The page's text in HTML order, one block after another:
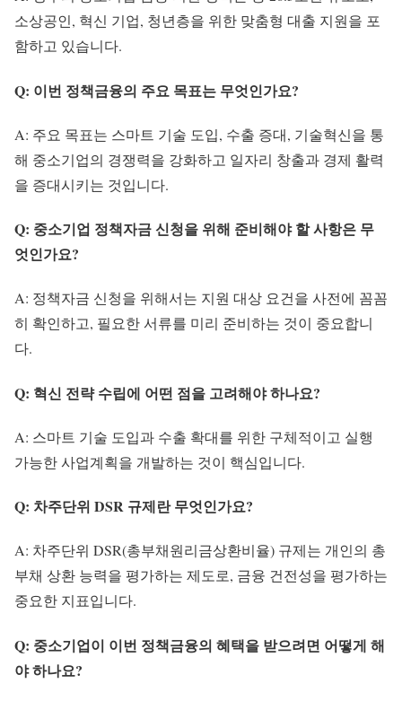
소상공인, 혁신 기업, 청년층을 위한 맞춤형 대출 지원을 포
함하고 있습니다.
Q: 이번 정책금융의 주요 목표는 무엇인가요?
A: 주요 목표는 스마트 기술 도입, 수출 증대, 기술혁신을 통
해 중소기업의 경쟁력을 강화하고 일자리 창출과 경제 활력
을 증대시키는 것입니다.
Q: 중소기업 정책자금 신청을 위해 준비해야 할 사항은 무
엇인가요?
A: 정책자금 신청을 위해서는 지원 대상 요건을 사전에 꼼꼼
히 확인하고, 필요한 서류를 미리 준비하는 것이 중요합니
다.
Q: 혁신 전략 수립에 어떤 점을 고려해야 하나요?
A: 스마트 기술 도입과 수출 확대를 위한 구체적이고 실행
가능한 사업계획을 개발하는 것이 핵심입니다.
Q: 차주단위 DSR 규제란 무엇인가요?
A: 차주단위 DSR(총부채원리금상환비율) 규제는 개인의 총
부채 상환 능력을 평가하는 제도로, 금융 건전성을 평가하는
중요한 지표입니다.
Q: 중소기업이 이번 정책금융의 혜택을 받으려면 어떻게 해
야 하나요?